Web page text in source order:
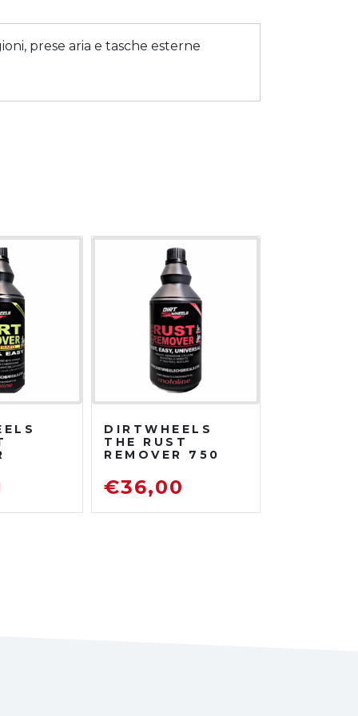
prese aria e tasche esterne
DIRTWHEELS
THE RUST
REMOVER 750
DISOSSIDANTE
RIMUOVI
€36,00